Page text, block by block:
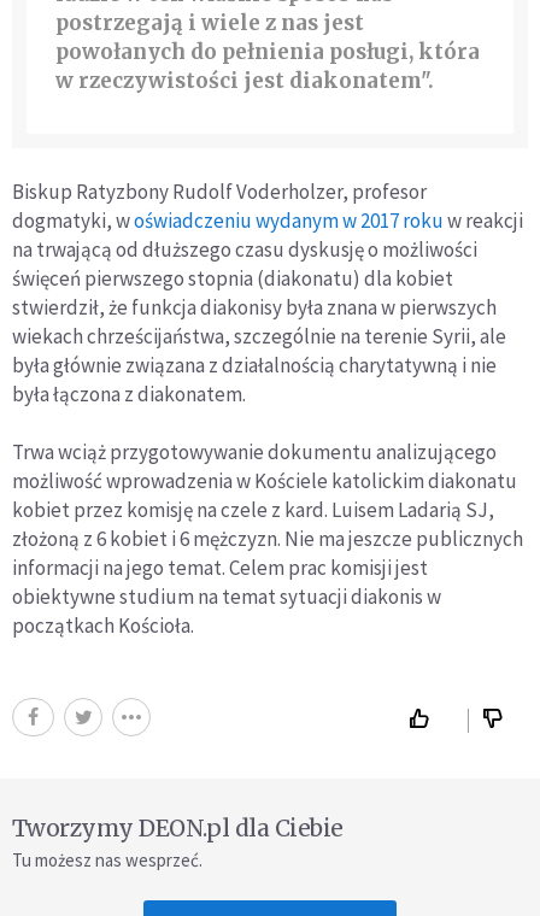
postrzegają i wiele z nas jest
powołanych do pełnienia posługi, która
w rzeczywistości jest diakonatem".
Biskup Ratyzbony Rudolf Voderholzer, profesor
dogmatyki, woświadczeniu wydanym w 2017 rokuw reakcji
na trwającą od dłuższego czasu dyskusję o możliwości
święceń pierwszego stopnia (diakonatu) dla kobiet
stwierdził, że funkcja diakonisy była znana w pierwszych
wiekach chrześcijaństwa, szczególnie na terenie Syrii, ale
była głównie związana z działalnością charytatywną i nie
była łączona z diakonatem.
Trwa wciąż przygotowywanie dokumentu analizującego
możliwość wprowadzenia w Kościele katolickim diakonatu
kobiet przez komisję na czele z kard. Luisem Ladarią SJ,
złożoną z 6 kobiet i 6 mężczyzn. Nie ma jeszcze publicznych
informacji na jego temat. Celem prac komisji jest
obiektywne studium na temat sytuacji diakonis w
początkach Kościoła.
Tworzymy DEON.pl dla Ciebie
Tu możesz nas wesprzeć.